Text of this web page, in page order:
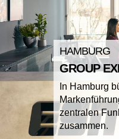
HAMBURG
GROUP
In Hamburg
zentralen
zusammen.